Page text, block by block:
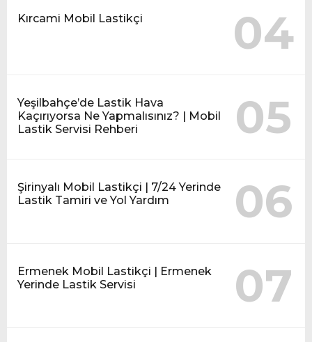
Kırcami Mobil Lastikçi 04
Yeşilbahçe’de Lastik Hava
Kaçırıyorsa Ne Yapmalısınız? | Mobil
Lastik Servisi Rehberi
05
Şirinyalı Mobil Lastikçi | 7/24 Yerinde
Lastik Tamiri ve Yol Yardım
06
Ermenek Mobil Lastikçi | Ermenek
Yerinde Lastik Servisi
07